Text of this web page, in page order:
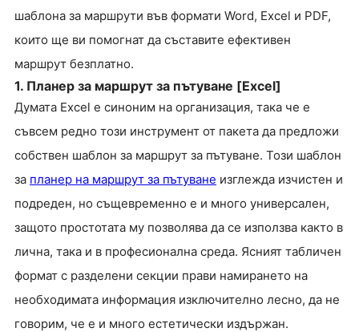
шаблона за маршрути във формати Word, Excel и PDF,
които ще ви помогнат да съставите ефективен
маршрут безплатно.
1. Планер за маршрут за пътуване [Excel]
Думата Excel е синоним на организация, така че е
съвсем редно този инструмент от пакета да предложи
собствен шаблон за маршрут за пътуване. Този шаблон
за планер на маршрут за пътуване изглежда изчистен и
подреден, но същевременно е и много универсален,
защото простотата му позволява да се използва както в
лична, така и в професионална среда. Ясният табличен
формат с разделени секции прави намирането на
необходимата информация изключително лесно, да не
говорим, че е и много естетически издържан.